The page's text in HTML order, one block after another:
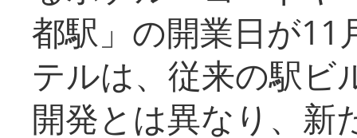
都駅」の開業日が11
テルは、従来の駅ビ
開発とは異なり、新